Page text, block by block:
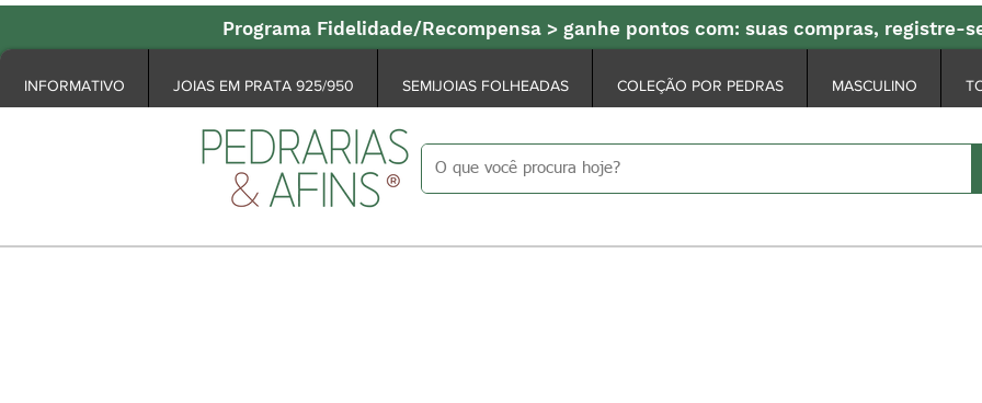
Programa Fidelidade/Recompensa > ganhe pontos com: suas compras, registre-
INFORMATIVO JOIAS EM PRATA 925/950 SEMIJOIAS FOLHEADAS COLEÇÃO POR PEDRAS MASCULINO